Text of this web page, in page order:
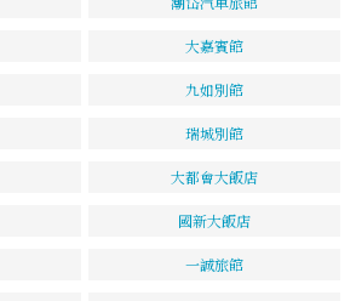
大嘉賓館
九如別館
瑞城別館
大都會大飯店
國新大飯店
一誠旅館